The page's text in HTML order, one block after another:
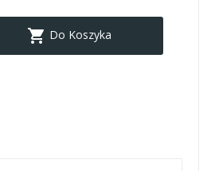
 Do Koszyka